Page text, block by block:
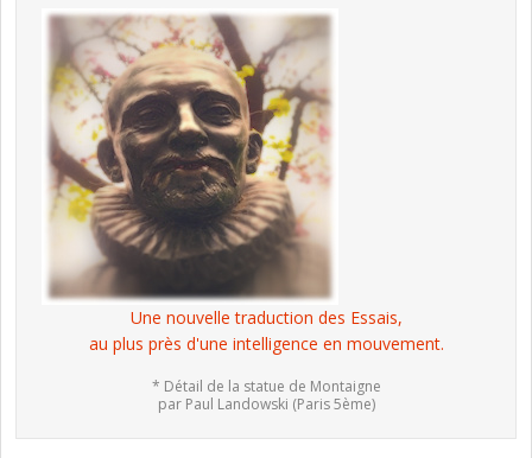
Une nouvelle traduction des Essais,
au plus près d'une intelligence en mouvement.
* Détail de la statue de Montaigne
par Paul Landowski (Paris 5ème)